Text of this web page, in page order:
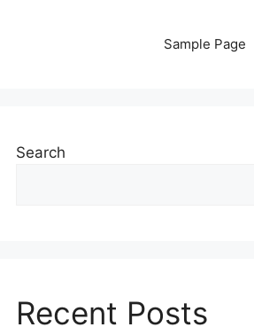
Sample Page
Search
Recent Posts